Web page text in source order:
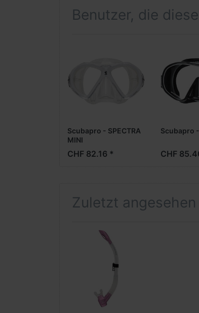
Benutzer, die
Scubapro - SPECTRA
MINI
CHF 82.16 *
Scubapro
CHF
Zuletzt angesehen